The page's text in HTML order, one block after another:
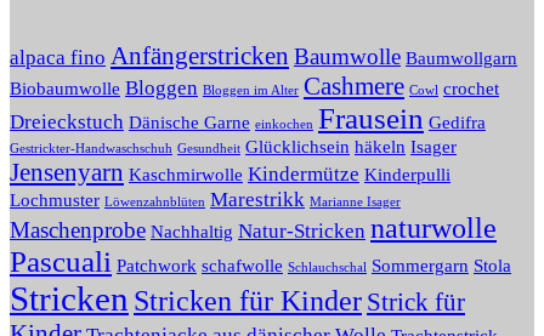
alpaca fino Anfängerstricken Baumwolle Baumwollgarn
Biobaumwolle Bloggen Bloggen im Alter Cashmere Cowl crochet
Dreieckstuch Dänische Garne einkochen Frausein Gedifra
Gestrickter-Handwaschschuh Gesundheit Glücklichsein häkeln Isager
Jensenyarn Kaschmirwolle Kindermütze Kinderpulli
Lochmuster Löwenzahnblüten Marestrikk Marianne Isager
Maschenprobe Nachhaltig Natur-Stricken naturwolle
Pascuali Patchwork schafwolle Schlauchschal Sommergarn Stola
Stricken Stricken für Kinder Strick für